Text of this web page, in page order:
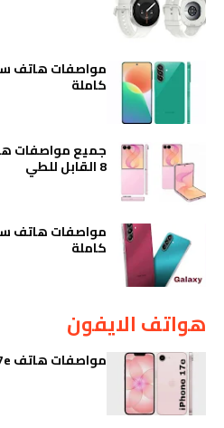
كاملة
8 القابل للطي
كاملة
هواتف الايفون
مواصفات هاتف iPhone 17e كاملا